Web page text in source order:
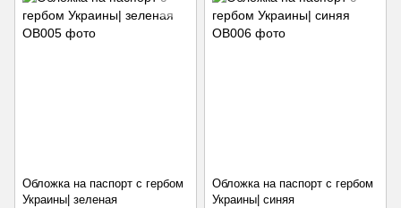
Обложка на паспорт с гербом
Украины| зеленая
Обложка на паспорт с гербом
Украины| синяя